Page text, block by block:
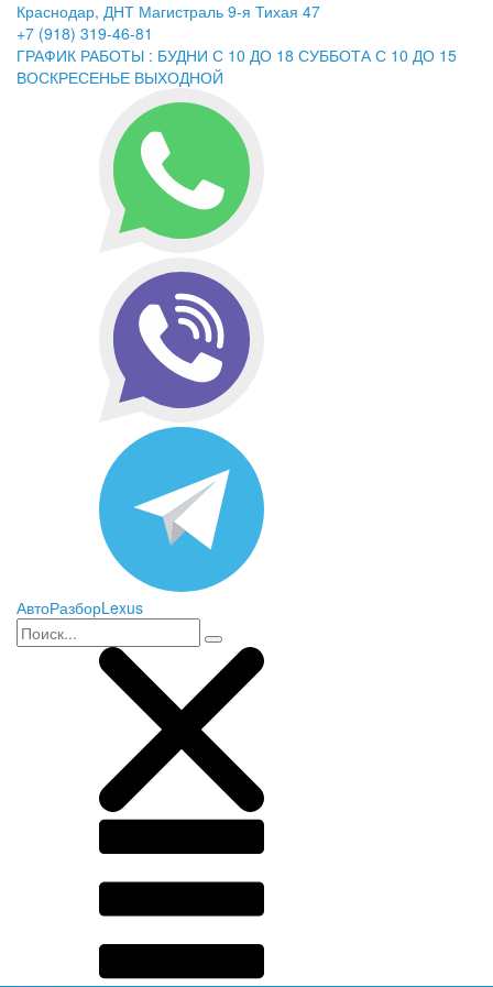
Краснодар, ДНТ Магистраль 9-я Тихая 47
+7 (918) 319-46-81
ГРАФИК РАБОТЫ : БУДНИ С 10 ДО 18 СУББОТА С 10 ДО 15
ВОСКРЕСЕНЬЕ ВЫХОДНОЙ
АвтоРазборLexus